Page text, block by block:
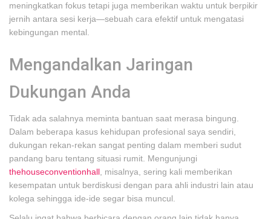
meningkatkan fokus tetapi juga memberikan waktu untuk berpikir
jernih antara sesi kerja—sebuah cara efektif untuk mengatasi
kebingungan mental.
Mengandalkan Jaringan
Dukungan Anda
Tidak ada salahnya meminta bantuan saat merasa bingung.
Dalam beberapa kasus kehidupan profesional saya sendiri,
dukungan rekan-rekan sangat penting dalam memberi sudut
pandang baru tentang situasi rumit. Mengunjungi
thehouseconventionhall , misalnya, sering kali memberikan
kesempatan untuk berdiskusi dengan para ahli industri lain atau
kolega sehingga ide-ide segar bisa muncul.